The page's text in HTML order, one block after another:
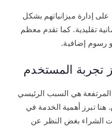
إدارة ميزانياتهم بشكل
تقليدية. كما تقدم معظم
رسوم إضافية.
تجربة المستخدم
هي السبب الرئيسي
تبرز أهمية الخدمة في
الشراء بغض النظر عن